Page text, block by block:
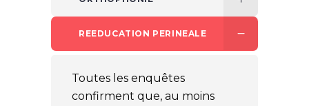
REEDUCATION PERINEALE
Toutes les enquêtes
confirment que, au moins